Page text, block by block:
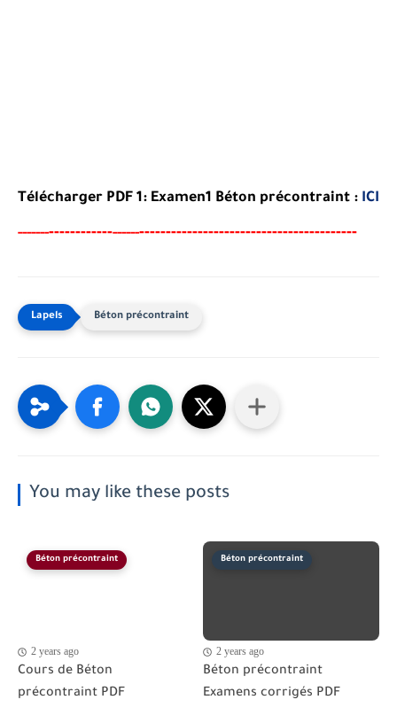
Télécharger PDF 1: Examen1 Béton précontraint : ICI
------------------------------------------------------------------
Béton précontraint
You may like these posts
Béton précontraint
2 years ago
Cours de Béton
précontraint PDF
Béton précontraint
2 years ago
Béton précontraint
Examens corrigés PDF